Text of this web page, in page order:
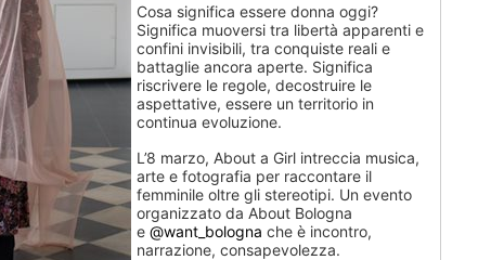
Cosa significa essere donna oggi?
Significa muoversi tra libertà apparenti e
confini invisibili, tra conquiste reali e
battaglie ancora aperte. Significa
riscrivere le regole, decostruire le
aspettative, essere un territorio in
continua evoluzione.
L’8 marzo, About a Girl intreccia musica,
arte e fotografia per raccontare il
femminile oltre gli stereotipi. Un evento
organizzato da About Bologna
e @want_bologna che è incontro,
narrazione, consapevolezza.